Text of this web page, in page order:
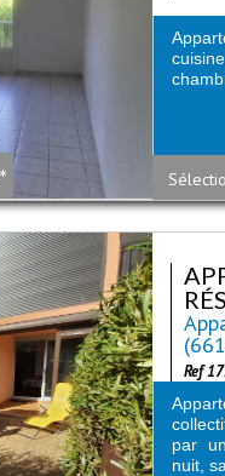
Ref
par
nuit,